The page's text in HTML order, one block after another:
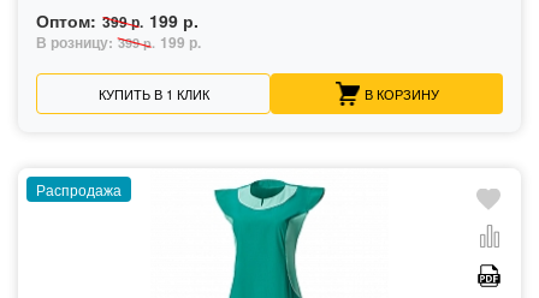
Оптом: 399 р. 199 р.
В розницу: 399 р. 199 р.
КУПИТЬ В 1 КЛИК В КОРЗИНУ
Распродажа